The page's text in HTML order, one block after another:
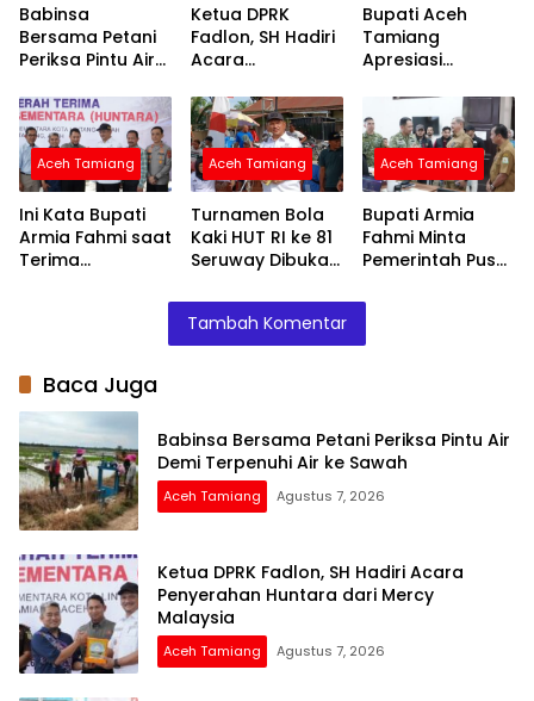
Babinsa
Bersama Petani
Periksa Pintu Air
Air ke Sawah
Ketua DPRK
Fadlon, SH Hadiri
Acara
Huntara dari
Mercy Malaysia
Bupati Aceh
Tamiang
Apresiasi
untuk
Percepatan
Pemulihan
Layanan Air
Bersih
Aceh Tamiang
Ini Kata Bupati
Armia Fahmi saat
Terima
Aceh Tamiang
Turnamen Bola
Kaki HUT RI ke 81
Seruway Dibuka
Fahmi
Aceh Tamiang
Bupati Armia
Fahmi Minta
Pemerintah Pusat
Normalisasi
Cegah Banjir
Tambah Komentar
Baca Juga
Babinsa Bersama Petani Periksa Pintu Air
Demi Terpenuhi Air ke Sawah
Aceh Tamiang Agustus 7, 2026
Ketua DPRK Fadlon, SH Hadiri Acara
Penyerahan Huntara dari Mercy
Malaysia
Aceh Tamiang Agustus 7, 2026